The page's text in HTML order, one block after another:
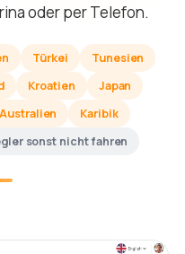
oder per Telefon.
Türkei
Tunesien
Kroatien
Japan
Australien
Karibik
sonst nicht fahren